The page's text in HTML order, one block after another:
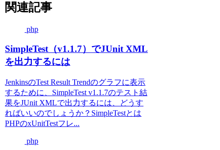
関連記事
php
SimpleTest（v1.1.7）でJUnit XML
を出力するには
JenkinsのTest Result Trendのグラフに表示
するために、SimpleTest v1.1.7のテスト結
果をJUnit XMLで出力するには、どうす
ればいいのでしょうか？SimpleTestとは
PHPのxUnitTestフレ...
php